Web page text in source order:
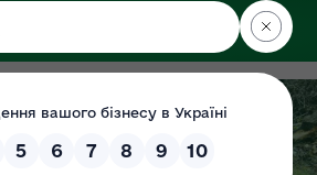
Вінницькій області